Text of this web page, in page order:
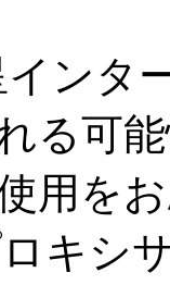
イン
る可
用を
ロキシ